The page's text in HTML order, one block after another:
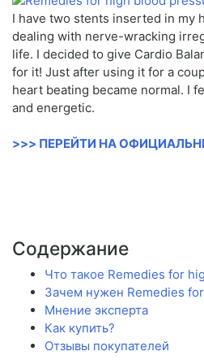
I have two stents inserted in my
dealing with nerve-wracking
life. I decided to give Cardio
for it! Just after using it for a
heart beating became normal. I
and energetic.
>>> ПЕРЕЙТИ НА
Содержание
Что такое Remedies for
Зачем нужен Remedies
Мнение эксперта
Как купить?
Отзывы покупателей